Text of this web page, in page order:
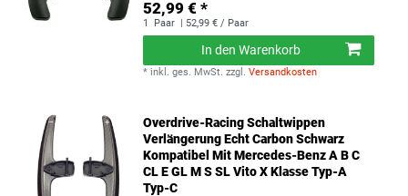
52,99 € *
1 Paar | 52,99 € / Paar
In den Warenkorb
* inkl. ges. MwSt. zzgl.Versandkosten
Overdrive-Racing Schaltwippen
Verlängerung Echt Carbon Schwarz
Kompatibel Mit Mercedes-Benz A B C
CL E GL M S SL Vito X Klasse Typ-A
Typ-C